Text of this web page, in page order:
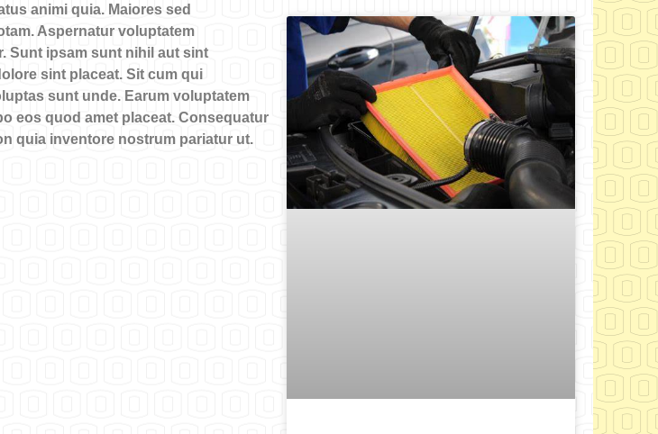
animi quia. Maiores sed
Aspernatur voluptatem
Sunt ipsam sunt nihil aut sint
sint placeat. Sit cum qui
sunt unde. Earum voluptatem
eos quod amet placeat. Consequatur
quia inventore nostrum pariatur ut.